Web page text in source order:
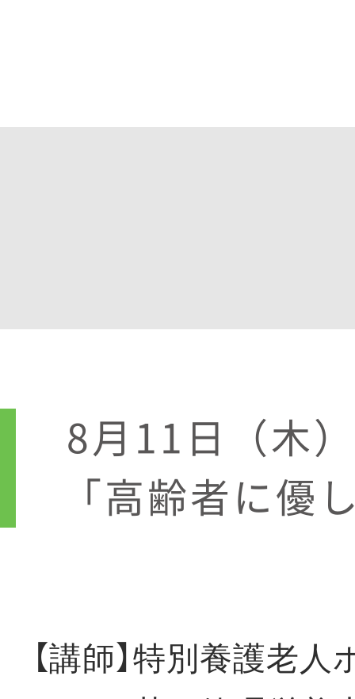
8月11日（木
「高齢者に優
【講師】特別養護老